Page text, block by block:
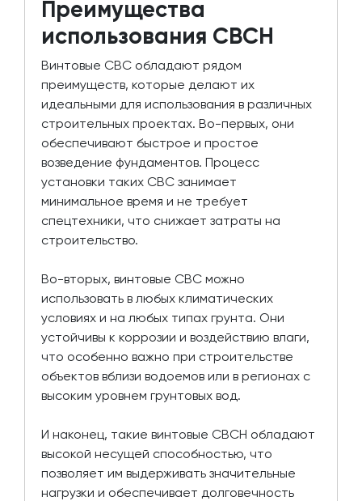
Преимущества
использования СВСН
Винтовые СВС обладают рядом
преимуществ, которые делают их
идеальными для использования в различных
строительных проектах. Во-первых, они
обеспечивают быстрое и простое
возведение фундаментов. Процесс
установки таких СВС занимает
минимальное время и не требует
спецтехники, что снижает затраты на
строительство.
Во-вторых, винтовые СВС можно
использовать в любых климатических
условиях и на любых типах грунта. Они
устойчивы к коррозии и воздействию влаги,
что особенно важно при строительстве
объектов вблизи водоемов или в регионах с
высоким уровнем грунтовых вод.
И наконец, такие винтовые СВСН обладают
высокой несущей способностью, что
позволяет им выдерживать значительные
нагрузки и обеспечивает долговечность